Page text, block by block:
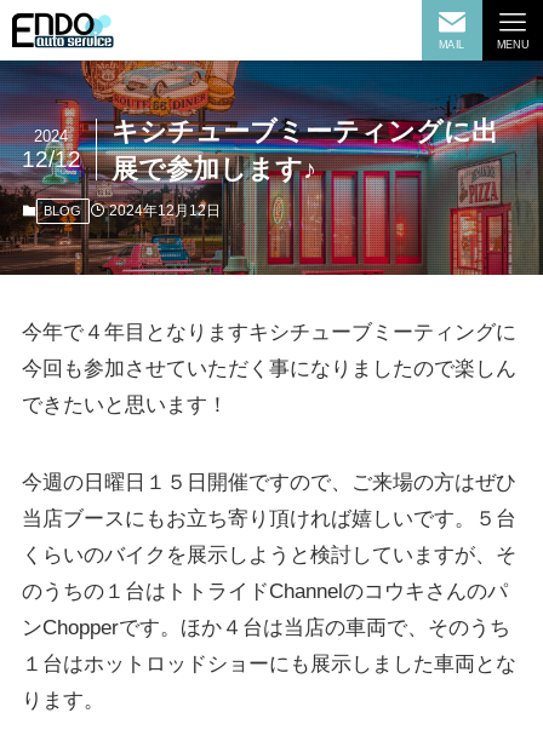
MAIL MENU
キシチューブミーティングに出
展で参加します♪
2024
12/12
BLOG 2024年12月12日
今年で４年目となりますキシチューブミーティングに
今回も参加させていただく事になりましたので楽しん
できたいと思います！
今週の日曜日１５日開催ですので、ご来場の方はぜひ
当店ブースにもお立ち寄り頂ければ嬉しいです。５台
くらいのバイクを展示しようと検討していますが、そ
のうちの１台はトトライドChannelのコウキさんのパ
ンChopperです。ほか４台は当店の車両で、そのうち
１台はホットロッドショーにも展示しました車両とな
ります。